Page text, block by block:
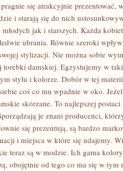
OD
TEGO,
CZY
JEST
DO
TEGO
OKAZJA,
CZY
NIE
MA
się atrakcyjnie prezentować,
i starają się do nich
jak i starszych. Każda
ubrania. Równie szeroki
stylizacji. Nie można sobie
torebki damskiej. Egzystujemy w
stylu i kolorze. Dobór w tej
coś co mu wpadnie w oko.
skórzane. To najlepszej
je znani producenci,
się prezentują, są bardzo
i miejsca w które się udajemy.
teraz są w modzie. Ich gama
obojętnie od tego co ma się w